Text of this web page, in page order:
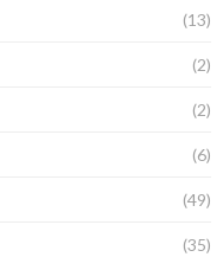
(13)
(2)
(2)
(6)
(49)
(35)